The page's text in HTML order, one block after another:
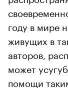
году в мире
живущих в
авторов,
может
помощи